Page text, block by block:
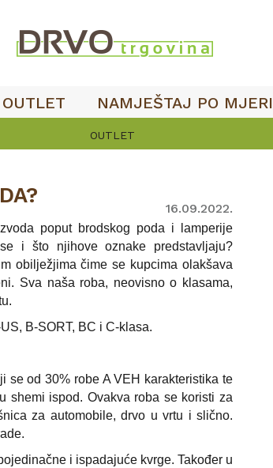
OUTLET NAMJEŠTAJ PO MJERI
OUTLET
16.09.2022.
poput brodskog poda i lamperije
i što njihove oznake predstavljaju?
obilježjima čime se kupcima olakšava
Sva naša roba, neovisno o klasama,
B-SORT, BC i C-klasa.
od 30% robe A VEH karakteristika te
shemi ispod. Ovakva roba se koristi za
za automobile, drvo u vrtu i slično.
i ispadajuće kvrge. Također u
IDEJE & SAVJETI
Pet razloga zašto se odlučiti za drvenu